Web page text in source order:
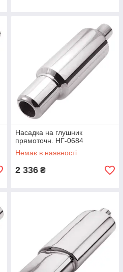
Насадка на глушник
прямоточн. НГ-0684
Немає в наявності
2 336 ₴